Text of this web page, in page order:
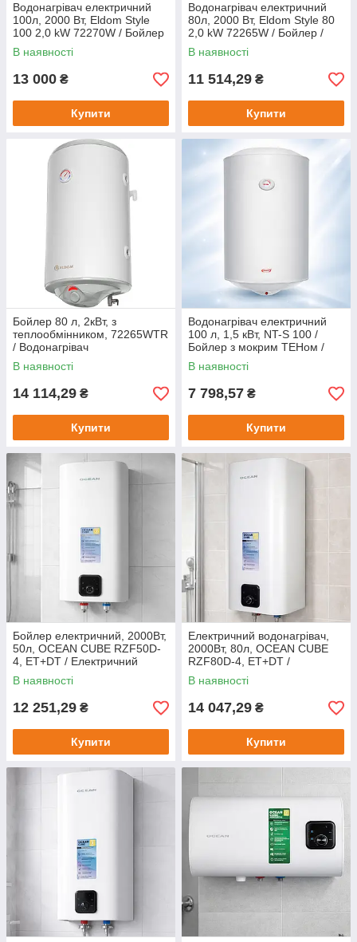
Водонагрівач електричний
100л, 2000 Вт, Eldom Style
100 2,0 kW 72270W / Бойлер
для дому
В наявності
13 000 ₴
Купити
Водонагрівач електричний
80л, 2000 Вт, Eldom Style 80
2,0 kW 72265W / Бойлер /
Побутовий водонагрівач
В наявності
11 514,29 ₴
Купити
Бойлер 80 л, 2кВт, з
теплообмінником, 72265WTR
/ Водонагрівач
накопичувальний /
Електричний бойлер
В наявності
14 114,29 ₴
Купити
Водонагрівач електричний
100 л, 1,5 кВт, NT-S 100 /
Бойлер з мокрим ТЕНом /
Накопичувальний
водонагрівач
В наявності
7 798,57 ₴
Купити
Бойлер електричний, 2000Вт,
50л, OCEAN CUBE RZF50D-
4, ET+DT / Електричний
водонагрівач побутовий / Бак
нагріву води
В наявності
12 251,29 ₴
Купити
Електричний водонагрівач,
2000Вт, 80л, OCEAN CUBE
RZF80D-4, ET+DT /
Електричний бойлер
побутовий / Нагрівач води
В наявності
14 047,29 ₴
Купити